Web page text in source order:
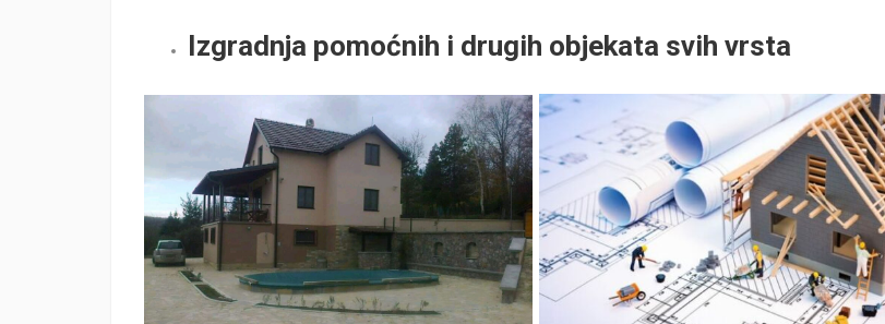
Izgradnja pomoćnih i drugih objekata svih vrsta